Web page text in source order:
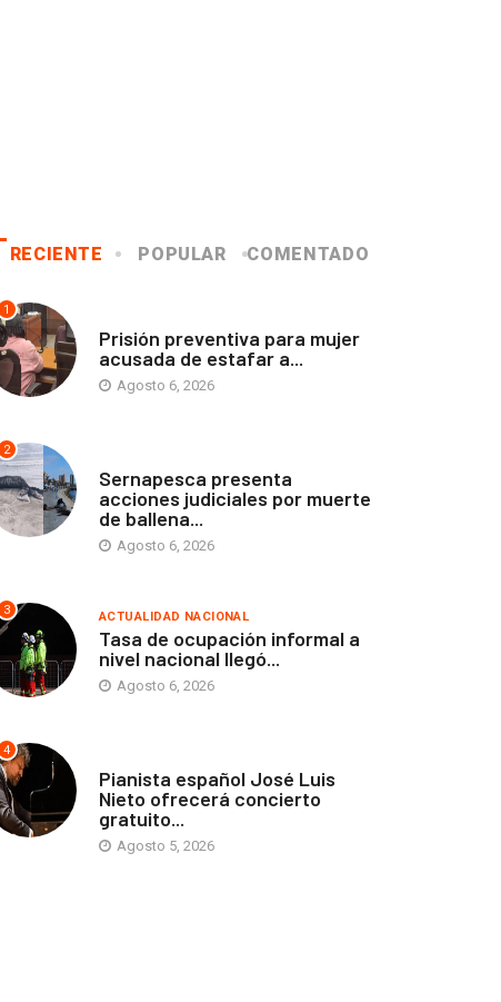
RECIENTE POPULAR COMENTADO
1
Prisión preventiva para mujer
acusada de estafar a...
Agosto 6, 2026
2
Sernapesca presenta
acciones judiciales por muerte
de ballena...
Agosto 6, 2026
3 ACTUALIDAD NACIONAL
Tasa de ocupación informal a
nivel nacional llegó...
Agosto 6, 2026
4
Pianista español José Luis
Nieto ofrecerá concierto
gratuito...
Agosto 5, 2026